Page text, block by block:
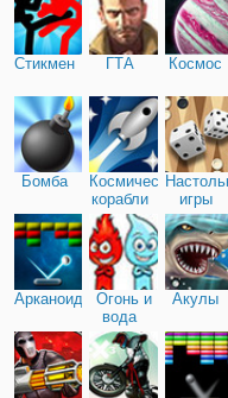
Стикмен ГТА Космос
Бомба
Космические
корабли
игры
Арканоид
Огонь и
вода
Акулы